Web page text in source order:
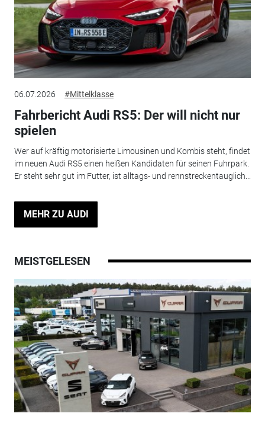
06.07.2026 #Mittelklasse
Fahrbericht Audi RS5: Der will nicht nur
spielen
Wer auf kräftig motorisierte Limousinen und Kombis steht, findet
im neuen Audi RS5 einen heißen Kandidaten für seinen Fuhrpark.
Er steht sehr gut im Futter, ist alltags- und rennstreckentauglich...
MEHR ZU AUDI
MEISTGELESEN